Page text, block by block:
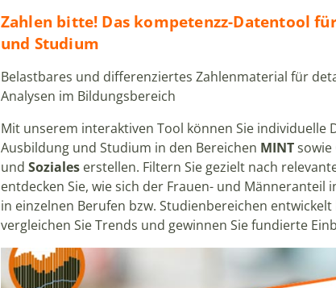
Zahlen bitte! Das kompetenzz-Datentool
und Studium
Belastbares und differenziertes Zahlenmaterial für
Analysen im Bildungsbereich
Mit unserem interaktiven Tool können Sie individuelle
Ausbildung und Studium in den Bereichen MINTsowie
und Sozialeserstellen. Filtern Sie gezielt nach
entdecken Sie, wie sich der Frauen- und Männeranteil
in einzelnen Berufen bzw. Studienbereichen entwickelt
vergleichen Sie Trends und gewinnen Sie fundierte